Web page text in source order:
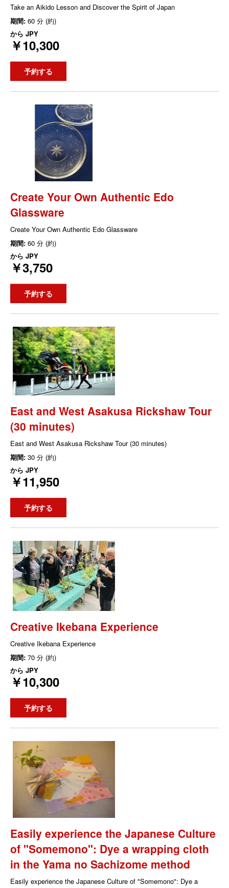
Take an Aikido Lesson and Discover the Spirit of Japan
期間: 60 分 (約)
から JPY
￥10,300
予約する
Create Your Own Authentic Edo
Glassware
Create Your Own Authentic Edo Glassware
期間: 60 分 (約)
から JPY
￥3,750
予約する
East and West Asakusa Rickshaw Tour
(30 minutes)
East and West Asakusa Rickshaw Tour (30 minutes)
期間: 30 分 (約)
から JPY
￥11,950
予約する
Creative Ikebana Experience
Creative Ikebana Experience
期間: 70 分 (約)
から JPY
￥10,300
予約する
Easily experience the Japanese Culture
of "Somemono": Dye a wrapping cloth
in the Yama no Sachizome method
Easily experience the Japanese Culture of "Somemono": Dye a